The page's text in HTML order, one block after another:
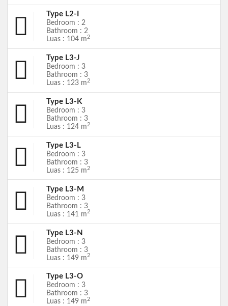
Type L2-I
Bedroom : 2
Bathroom : 2
Luas : 104 m2
Type L3-J
Bedroom : 3
Bathroom : 3
Luas : 123 m 2
Type L3-K
Bedroom : 3
Bathroom : 3
Luas : 124 m 2
Type L3-L
Bedroom : 3
Bathroom : 3
Luas : 125 m 2
Type L3-M
Bedroom : 3
Bathroom : 3
Luas : 141 m2
Type L3-N
Bedroom : 3
Bathroom : 3
Luas : 149 m2
Type L3-O
Bedroom : 3
Bathroom : 3
Luas : 149 m2